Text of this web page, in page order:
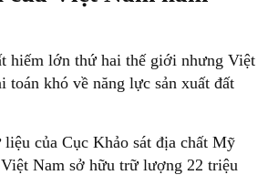
hiếm lớn thứ hai thế giới nhưng Việt
toán khó về năng lực sản xuất đất
của Cục Khảo sát địa chất Mỹ
Nam sở hữu trữ lượng 22 triệu